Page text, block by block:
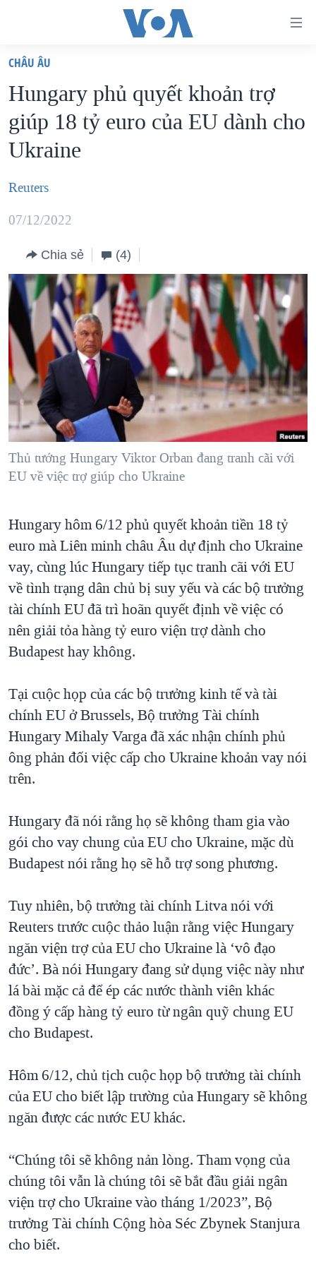
truy
cập
Tới
nội
chính
điều
hướng
chính
Đi
tới
"Tìm"
VIỆT NAM
HOA KỲ
BIỂN ĐÔNG
THẾ GIỚI
DIỄN ĐÀN
MỤC
TỰ DO BÁO CHÍ
VẠCH TRẦN TIN GIẢ
NGƯỜI VIỆT HẢI NGOẠI
ĐỜI SỐNG
KINH TẾ
KHOA HỌC
SỨC KHOẺ
VĂN HOÁ
THỂ THAO
CHUYÊN ĐỀ
CHIẾN TRANH THƯƠNG MẠI CỦA MỸ: QUÁ KHỨ VÀ HIỆN
TẠI
HÀNH TRÌNH BẦU CỬ 2024
MỘT NĂM CHIẾN TRANH TẠI DẢI GAZA
GIẢI MÃ VÀNH ĐAI & CON ĐƯỜNG
NGÀY TỊ NẠN THẾ GIỚI
GROUND ZERO – XƯA VÀ NAY
CÁC GIÁ TRỊ CỘNG HÒA Ở VIỆT NAM
THƯỢNG ĐỈNH TRUMP-KIM TẠI VIỆT NAM
TRỊNH VĨNH BÌNH VS. CHÍNH PHỦ VIỆT NAM
NGƯ DÂN VIỆT VÀ LÀN SÓNG TRỘM HẢI SÂM
BÊN KIA QUỐC LỘ: TIẾNG VỌNG TỪ NÔNG THÔN MỸ
QUAN HỆ VIỆT MỸ
HỌC TIẾNG ANH
VIDEO
NGHE
MẠNG XÃ HỘI
Ngôn ngữ khác
CHÂU ÂU
Hungary phủ quyết khoản trợ
giúp 18 tỷ euro của EU dành cho
Ukraine
Reuters
07/12/2022
Chia sẻ (4)
Thủ tướng Hungary Viktor Orban đang tranh cãi với
EU về việc trợ giúp cho Ukraine
Hungary hôm 6/12 phủ quyết khoản tiền 18 tỷ
euro mà Liên minh châu Âu dự định cho Ukraine
vay, cùng lúc Hungary tiếp tục tranh cãi với EU
về tình trạng dân chủ bị suy yếu và các bộ trưởng
tài chính EU đã trì hoãn quyết định về việc có
nên giải tỏa hàng tỷ euro viện trợ dành cho
Budapest hay không.
Tại cuộc họp của các bộ trưởng kinh tế và tài
chính EU ở Brussels, Bộ trưởng Tài chính
Hungary Mihaly Varga đã xác nhận chính phủ
ông phản đối việc cấp cho Ukraine khoản vay nói
trên.
Hungary đã nói rằng họ sẽ không tham gia vào
gói cho vay chung của EU cho Ukraine, mặc dù
Budapest nói rằng họ sẽ hỗ trợ song phương.
Tuy nhiên, bộ trưởng tài chính Litva nói với
Reuters trước cuộc thảo luận rằng việc Hungary
ngăn viện trợ của EU cho Ukraine là ‘vô đạo
đức’. Bà nói Hungary đang sử dụng việc này như
lá bài mặc cả để ép các nước thành viên khác
đồng ý cấp hàng tỷ euro từ ngân quỹ chung EU
cho Budapest.
Hôm 6/12, chủ tịch cuộc họp bộ trưởng tài chính
của EU cho biết lập trường của Hungary sẽ không
ngăn được các nước EU khác.
“Chúng tôi sẽ không nản lòng. Tham vọng của
chúng tôi vẫn là chúng tôi sẽ bắt đầu giải ngân
viện trợ cho Ukraine vào tháng 1/2023”, Bộ
trưởng Tài chính Cộng hòa Séc Zbynek Stanjura
cho biết.